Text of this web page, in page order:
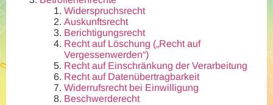
Widerspruchsrecht
Auskunftsrecht
Berichtigungsrecht
Recht auf Löschung („Recht auf
Vergessenwerden“)
Recht auf Einschränkung der Verarbeitung
Recht auf Datenübertragbarkeit
Widerrufsrecht bei Einwilligung
Beschwerderecht